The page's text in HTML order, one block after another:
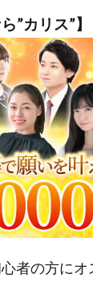
”カリス”】
者の方にオ